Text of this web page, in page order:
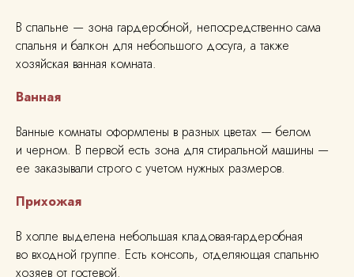
В спальне — зона гардеробной, непосредственно сама
спальня и балкон для небольшого досуга, а также
хозяйская ванная комната.
Ванная
Ванные комнаты оформлены в разных цветах — белом
и черном. В первой есть зона для стиральной машины —
ее заказывали строго с учетом нужных размеров.
Прихожая
В холле выделена небольшая кладовая-гардеробная
во входной группе. Есть консоль, отделяющая спальню
хозяев от гостевой.
Павла Лаврентьева
Санкт-Петербург,
пер. Офицерский д. 4
График работы: с 10:00 до 18:00,
понедельник–пятница, воскресенье.
Суббота — выходной.
+7 931 291-37-51
ИНН 780625317481
ОГРНИП 324784700014710
Мы в социальных сетях: